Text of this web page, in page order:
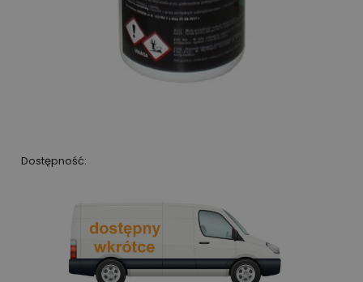
Dostępność: